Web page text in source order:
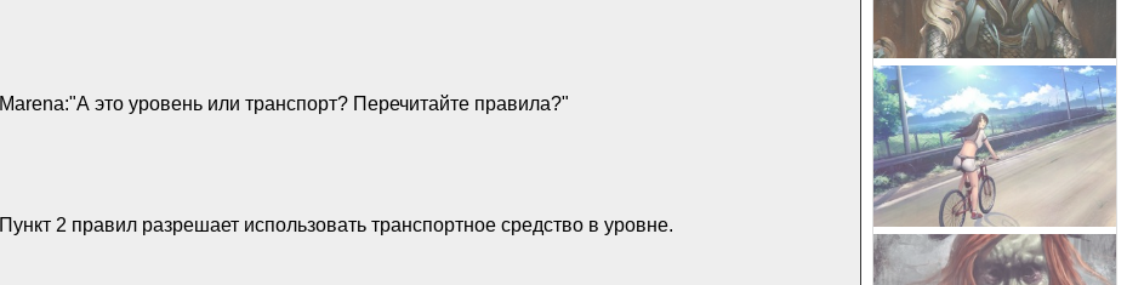
Marena:"А это уровень или транспорт? Перечитайте правила?"
Пункт 2 правил разрешает использовать транспортное средство в уровне.